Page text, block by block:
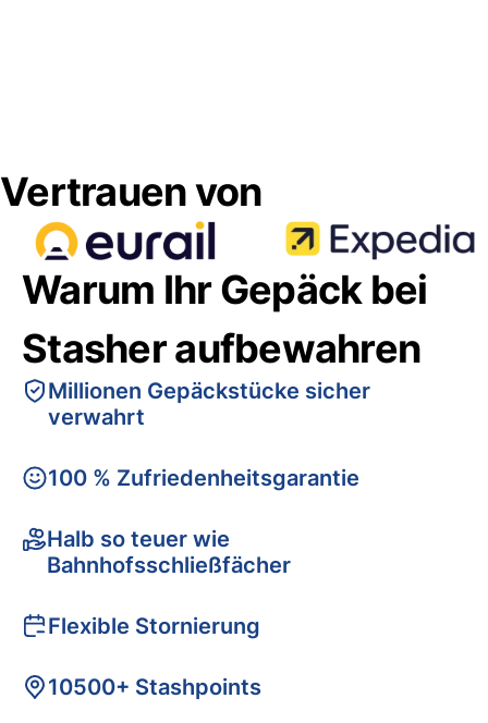
Vertrauen von
Warum Ihr Gepäck bei
Stasher aufbewahren
Millionen Gepäckstücke sicher
verwahrt
100 % Zufriedenheitsgarantie
Halb so teuer wie
Bahnhofsschließfächer
Flexible Stornierung
10500+ Stashpoints